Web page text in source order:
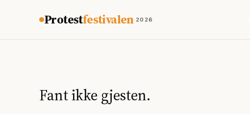
Protestfestivalen 2026
Fant ikke gjesten.